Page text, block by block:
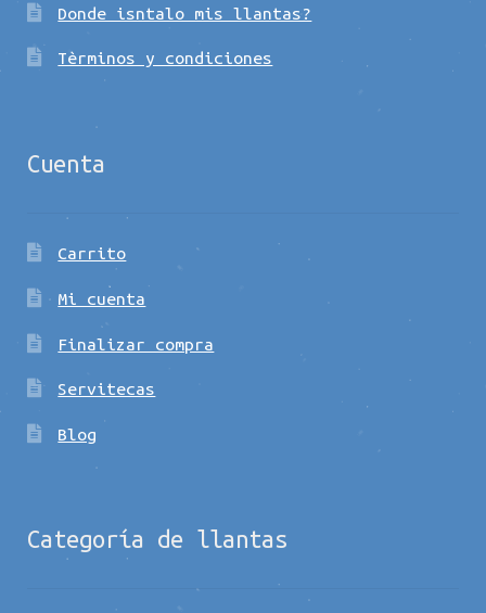
Donde isntalo mis llantas?
Tèrminos y condiciones
Cuenta
Carrito
Mi cuenta
Finalizar compra
Servitecas
Blog
Categoría de llantas